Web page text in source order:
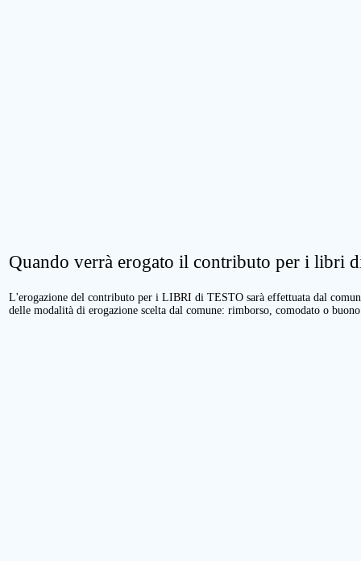
Quando verrà erogato il contributo per i libri
L'erogazione del contributo per i LIBRI di TESTO sarà effettuata dal
delle modalità di erogazione scelta dal comune: rimborso, comodato o